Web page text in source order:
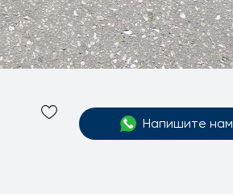
Напишите нам